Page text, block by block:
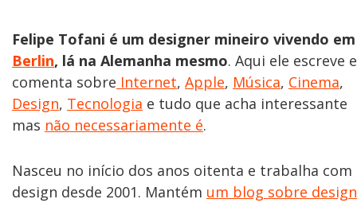
Felipe Tofani é um designer mineiro vivendo em
Berlin, lá na Alemanha mesmo. Aqui ele escreve e
comenta sobre Internet, Apple, Música, Cinema,
Design, Tecnologia e tudo que acha interessante
mas não necessariamente é.
Nasceu no início dos anos oitenta e trabalha com
design desde 2001. Mantém um blog sobre design